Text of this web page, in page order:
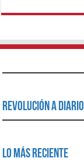
Revolución a Diario
Lo Más Reciente